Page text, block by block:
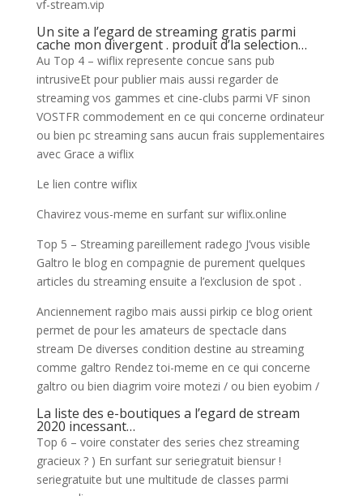
vf-stream.vip
Un site a l’egard de streaming gratis parmi
cache mon divergent . produit d’la selection…
Au Top 4 – wiflix represente concue sans pub
intrusiveEt pour publier mais aussi regarder de
streaming vos gammes et cine-clubs parmi VF sinon
VOSTFR commodement en ce qui concerne ordinateur
ou bien pc streaming sans aucun frais supplementaires
avec Grace a wiflix
Le lien contre wiflix
Chavirez vous-meme en surfant sur wiflix.online
Top 5 – Streaming pareillement radego J’vous visible
Galtro le blog en compagnie de purement quelques
articles du streaming ensuite a l’exclusion de spot .
Anciennement ragibo mais aussi pirkip ce blog orient
permet de pour les amateurs de spectacle dans
stream De diverses condition destine au streaming
comme galtro Rendez toi-meme en ce qui concerne
galtro ou bien diagrim voire motezi / ou bien eyobim /
La liste des e-boutiques a l’egard de stream
2020 incessant…
Top 6 – voire constater des series chez streaming
gracieux ? ) En surfant sur seriegratuit biensur !
seriegratuite but une multitude de classes parmi